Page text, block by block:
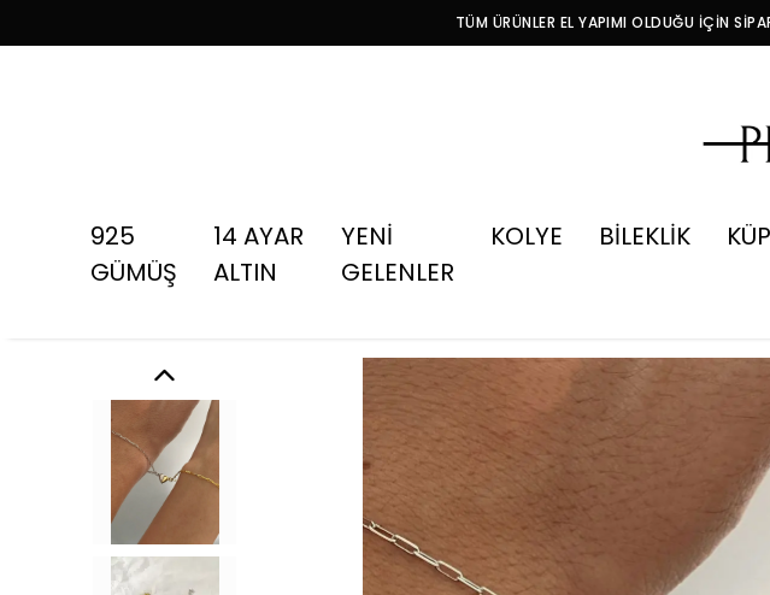
TÜM ÜRÜNLER EL YAPIMI OLDUĞU İÇİN
925
GÜMÜŞ
14 AYAR
ALTIN
YENİ
GELENLER
KOLYE BİLEKLİK